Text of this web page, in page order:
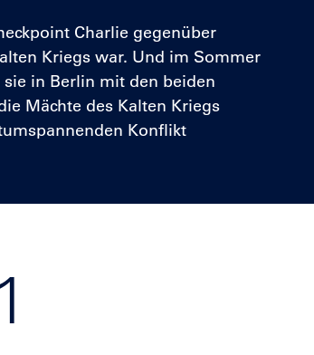
Charlie gegenüber
Kriegs war. Und im Sommer
in Berlin mit den beiden
Mächte des Kalten Kriegs
Konflikt